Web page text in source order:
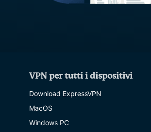
VPN per tutti i dispositivi
Download ExpressVPN
MacOS
Windows PC